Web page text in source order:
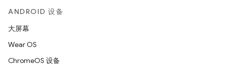
ANDROID 设备
大屏幕
Wear OS
ChromeOS 设备